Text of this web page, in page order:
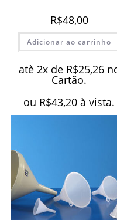
R$48,00
Adicionar ao carrinho
atè 2x de R$25,26
Cartão.
ou R$43,20 à vista.